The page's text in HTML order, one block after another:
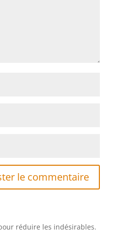
réduire les indésirables.